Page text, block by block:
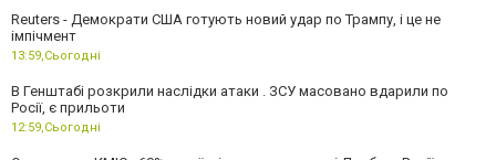
Reuters - Демократи США готують новий удар по Трампу, і це не
імпічмент
13:59,Сьогодні
В Генштабі розкрили наслідки атаки . ЗСУ масовано вдарили по
Росії, є прильоти
12:59,Сьогодні